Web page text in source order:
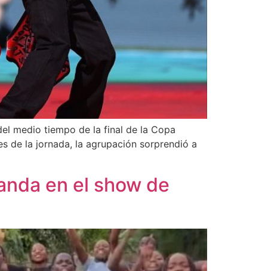
medio tiempo de la final de la Copa
de la jornada, la agrupación sorprendió a
en el show de